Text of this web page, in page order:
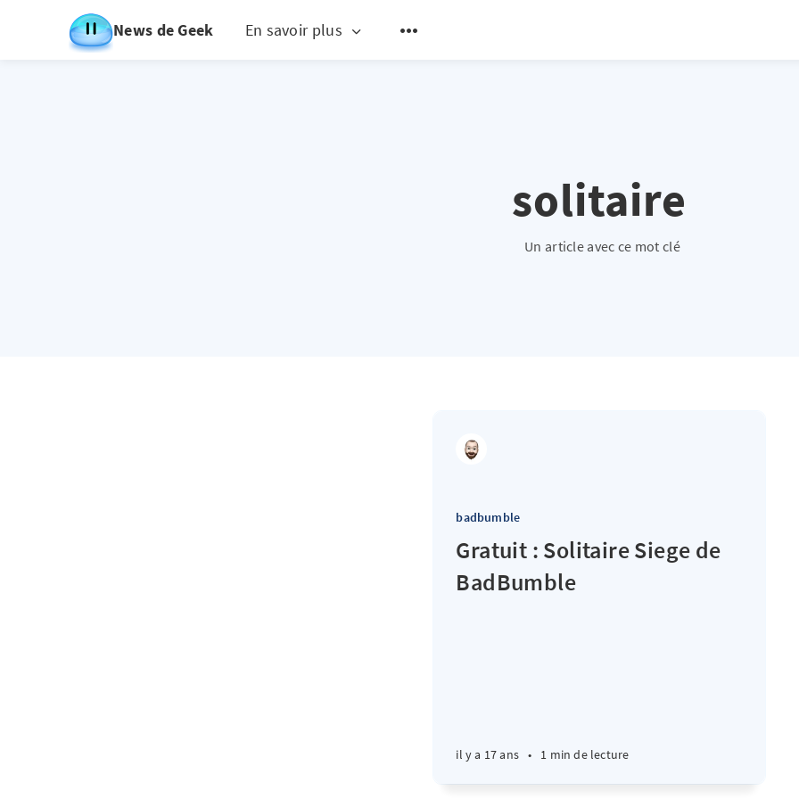
News de Geek En savoir plus
solitaire
Un article avec ce mot clé
badbumble
Gratuit : Solitaire Siege de
BadBumble
il y a 17 ans • 1 min de lecture